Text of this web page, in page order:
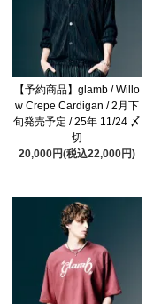
【予約商品】glamb / Willo
w Crepe Cardigan / 2月下
旬発売予定 / 25年 11/24 〆
切
20,000円(税込22,000円)